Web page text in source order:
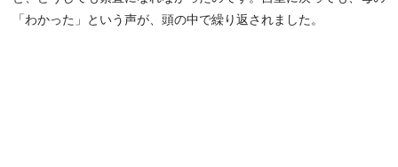
「わかった」という声が、頭の中で繰り返されました。